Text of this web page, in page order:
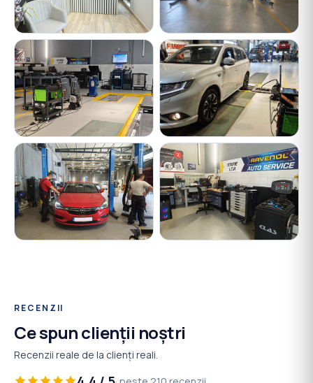
RECENZII
Ce spun clienții noștri
Recenzii reale de la clienți reali.